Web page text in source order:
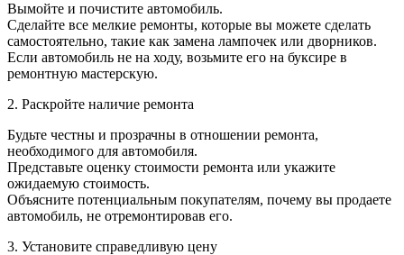
ремонта
Вымойте и почистите автомобиль.
Сделайте все мелкие ремонты, которые вы можете сделать
самостоятельно, такие как замена лампочек или дворников.
Если автомобиль не на ходу, возьмите его на буксире в
ремонтную мастерскую.
2. Раскройте наличие ремонта
Будьте честны и прозрачны в отношении ремонта,
необходимого для автомобиля.
Представьте оценку стоимости ремонта или укажите
ожидаемую стоимость.
Объясните потенциальным покупателям, почему вы продаете
автомобиль, не отремонтировав его.
3. Установите справедливую цену